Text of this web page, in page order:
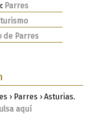
Parres
de Parres
› Parres › Asturias.
aquí